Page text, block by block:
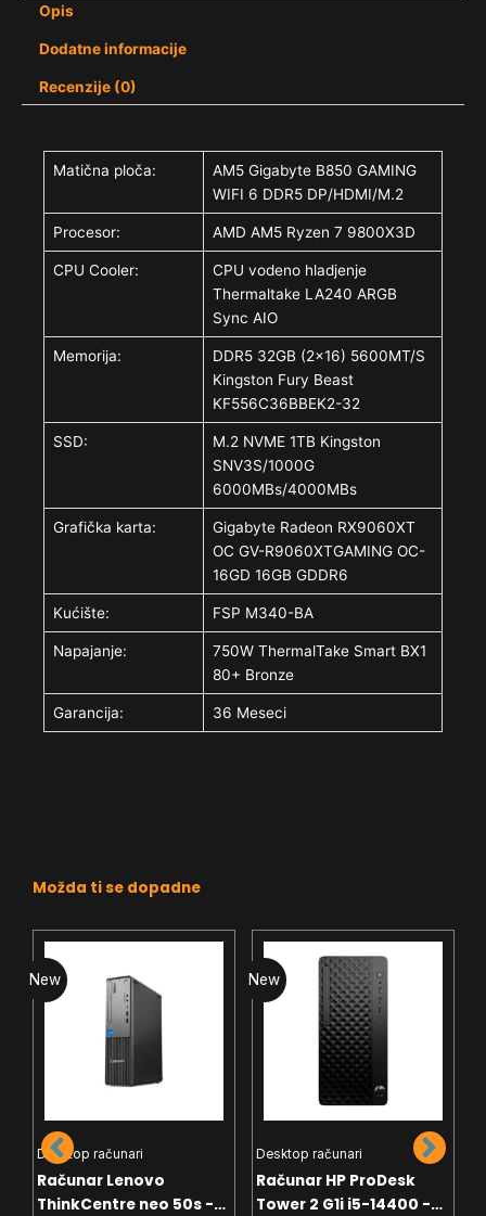
Opis
Dodatne informacije
Recenzije (0)
Matična ploča:
AM5 Gigabyte B850 GAMING
WIFI 6 DDR5 DP/HDMI/M.2
Procesor: AMD AM5 Ryzen 7 9800X3D
CPU Cooler:
CPU vodeno hladjenje
Thermaltake LA240 ARGB
Sync AIO
Memorija:
DDR5 32GB (2×16) 5600MT/S
Kingston Fury Beast
KF556C36BBEK2-32
SSD:
M.2 NVME 1TB Kingston
SNV3S/1000G
6000MBs/4000MBs
Grafička karta:
Gigabyte Radeon RX9060XT
OC GV-R9060XTGAMING OC-
16GD 16GB GDDR6
Kućište: FSP M340-BA
Napajanje:
750W ThermalTake Smart BX1
80+ Bronze
Garancija: 36 Meseci
Možda ti se dopadne
New
Desktop računari
Računar Lenovo
ThinkCentre neo 50s -
New
Desktop računari
Računar HP ProDesk
Tower 2 G1i i5-14400 -